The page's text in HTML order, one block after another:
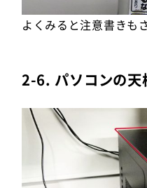
よくみると注意書きも
2-6. パソコンの天